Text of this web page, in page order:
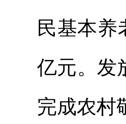
民基本养
亿元。 发
完成农村